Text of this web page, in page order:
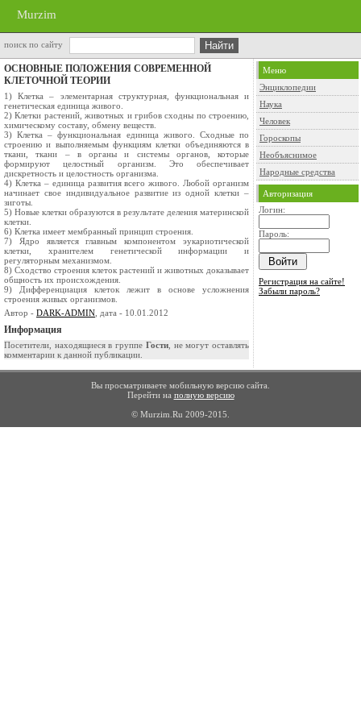
Murzim
поиск по сайту
ОСНОВНЫЕ ПОЛОЖЕНИЯ СОВРЕМЕННОЙ
КЛЕТОЧНОЙ ТЕОРИИ
1) Клетка – элементарная структурная, функциональная и
генетическая единица живого.
2) Клетки растений, животных и грибов сходны по строению,
химическому составу, обмену веществ.
3) Клетка – функциональная единица живого. Сходные по
строению и выполняемым функциям клетки объединяются в
ткани, ткани – в органы и системы органов, которые
формируют целостный организм. Это обеспечивает
дискретность и целостность организма.
4) Клетка – единица развития всего живого. Любой организм
начинает свое индивидуальное развитие из одной клетки –
зиготы.
5) Новые клетки образуются в результате деления материнской
клетки.
6) Клетка имеет мембранный принцип строения.
7) Ядро является главным компонентом эукариотической
клетки, хранителем генетической информации и
регуляторным механизмом.
8) Сходство строения клеток растений и животных доказывает
общность их происхождения.
9) Дифференциация клеток лежит в основе усложнения
строения живых организмов.
Автор - DARK-ADMIN , дата - 10.01.2012
Информация
Посетители, находящиеся в группе Гости, не могут оставлять
комментарии к данной публикации.
Меню
Энциклопедии
Наука
Человек
Гороскопы
Необъяснимое
Народные средства
Авторизация
Логин:
Пароль:
Регистрация на сайте!
Забыли пароль?
Вы просматриваете мобильную версию сайта.
Перейти на полную версию
© Murzim.Ru 2009-2015.